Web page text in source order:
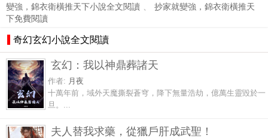
變強，錦衣衛橫推天下小說全文閱讀 、
抄家就變強，錦衣衛橫推天
下免費閱讀
奇幻玄幻小說全文閱讀
玄幻：我以神鼎葬諸天
作者: 月夜
十萬年前，域外天魔撕裂蒼穹，降下無量浩劫，億萬生靈毀於一
旦。...
夫人替我求藥，從獵戶肝成武聖！